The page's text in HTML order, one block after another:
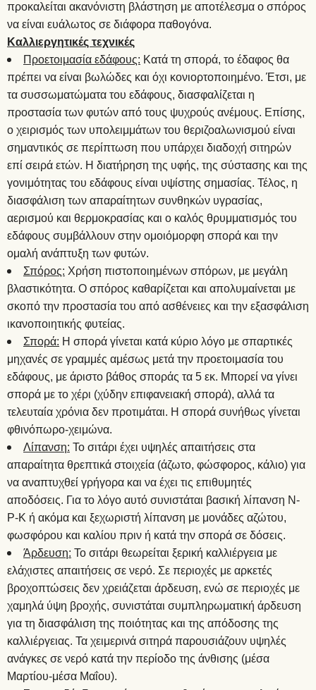
προκαλείται ακανόνιστη βλάστηση με αποτέλεσμα ο σπόρος
να είναι ευάλωτος σε διάφορα παθογόνα.
Καλλιεργητικές τεχνικές
Προετοιμασία εδάφους: Κατά τη σπορά, το έδαφος θα
πρέπει να είναι βωλώδες και όχι κονιορτοποιημένο. Έτσι, με
τα συσσωματώματα του εδάφους, διασφαλίζεται η
προστασία των φυτών από τους ψυχρούς ανέμους. Επίσης,
ο χειρισμός των υπολειμμάτων του θεριζοαλωνισμού είναι
σημαντικός σε περίπτωση που υπάρχει διαδοχή σιτηρών
επί σειρά ετών. Η διατήρηση της υφής, της σύστασης και της
γονιμότητας του εδάφους είναι υψίστης σημασίας. Τέλος, η
διασφάλιση των απαραίτητων συνθηκών υγρασίας,
αερισμού και θερμοκρασίας και ο καλός θρυμματισμός του
εδάφους συμβάλλουν στην ομοιόμορφη σπορά και την
ομαλή ανάπτυξη των φυτών.
Σπόρος: Χρήση πιστοποιημένων σπόρων, με μεγάλη
βλαστικότητα. Ο σπόρος καθαρίζεται και απολυμαίνεται με
σκοπό την προστασία του από ασθένειες και την εξασφάλιση
ικανοποιητικής φυτείας.
Σπορά: Η σπορά γίνεται κατά κύριο λόγο με σπαρτικές
μηχανές σε γραμμές αμέσως μετά την προετοιμασία του
εδάφους, με άριστο βάθος σποράς τα 5 εκ. Μπορεί να γίνει
σπορά με το χέρι (χύδην επιφανειακή σπορά), αλλά τα
τελευταία χρόνια δεν προτιμάται. Η σπορά συνήθως γίνεται
φθινόπωρο-χειμώνα.
Λίπανση: Το σιτάρι έχει υψηλές απαιτήσεις στα
απαραίτητα θρεπτικά στοιχεία (άζωτο, φώσφορος, κάλιο) για
να αναπτυχθεί γρήγορα και να έχει τις επιθυμητές
αποδόσεις. Για το λόγο αυτό συνιστάται βασική λίπανση Ν-
P-K ή ακόμα και ξεχωριστή λίπανση με μονάδες αζώτου,
φωσφόρου και καλίου πριν ή κατά την σπορά σε δόσεις.
Άρδευση: Το σιτάρι θεωρείται ξερική καλλιέργεια με
ελάχιστες απαιτήσεις σε νερό. Σε περιοχές με αρκετές
βροχοπτώσεις δεν χρειάζεται άρδευση, ενώ σε περιοχές με
χαμηλά ύψη βροχής, συνιστάται συμπληρωματική άρδευση
για τη διασφάλιση της ποιότητας και της απόδοσης της
καλλιέργειας. Τα χειμερινά σιτηρά παρουσιάζουν υψηλές
ανάγκες σε νερό κατά την περίοδο της άνθισης (μέσα
Μαρτίου-μέσα Μαΐου).